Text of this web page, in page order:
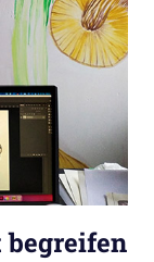
begreifen